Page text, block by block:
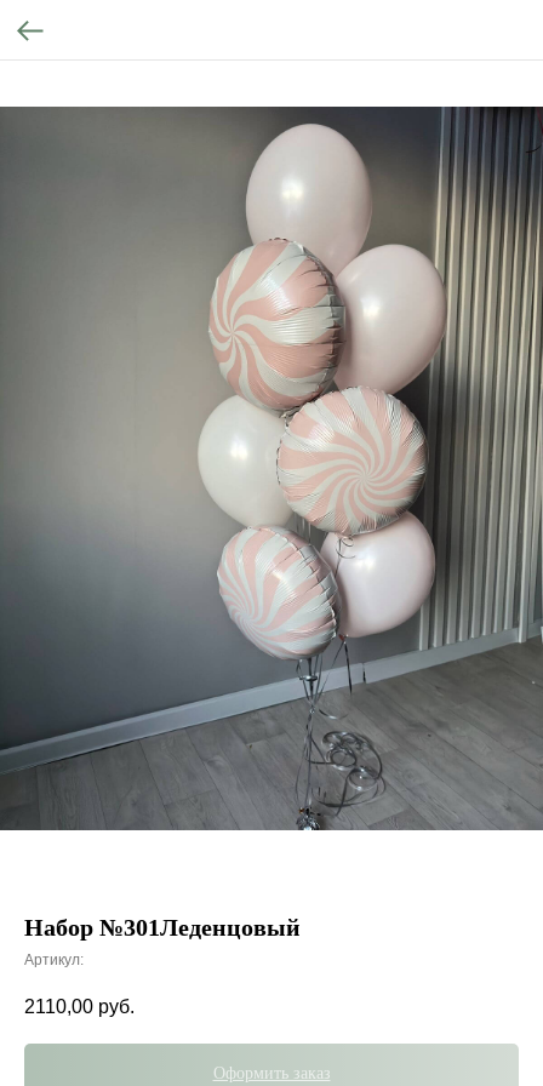
Набор №301Леденцовый
Артикул:
2110,00 руб.
Оформить заказ